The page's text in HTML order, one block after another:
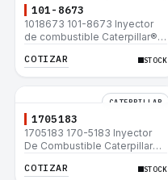
101-8673
1018673 101-8673 Inyector
de combustible Caterpillar®
COTIZAR STOCK
CATERPILLAR
1705183
1705183 170-5183 Inyector
De Combustible Caterpillar®
12H 140G 950B
COTIZAR STOCK